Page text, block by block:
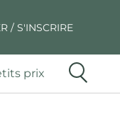
/ S'INSCRIRE
prix